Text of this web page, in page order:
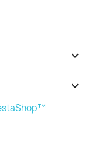

